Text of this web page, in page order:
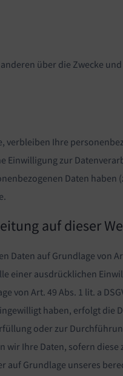
über die Zwecke
Ihre
Einwilligung zur
Daten haben
auf dieser
auf Grundlage von
einer ausdrücklichen
Art. 49 Abs. 1 lit. a
haben, erfolgt die
oder zur
wir Ihre Daten, sofern
Grundlage unseres